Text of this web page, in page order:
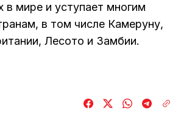
в мире и уступает многим
в том числе Камеруну,
Лесото и Замбии.